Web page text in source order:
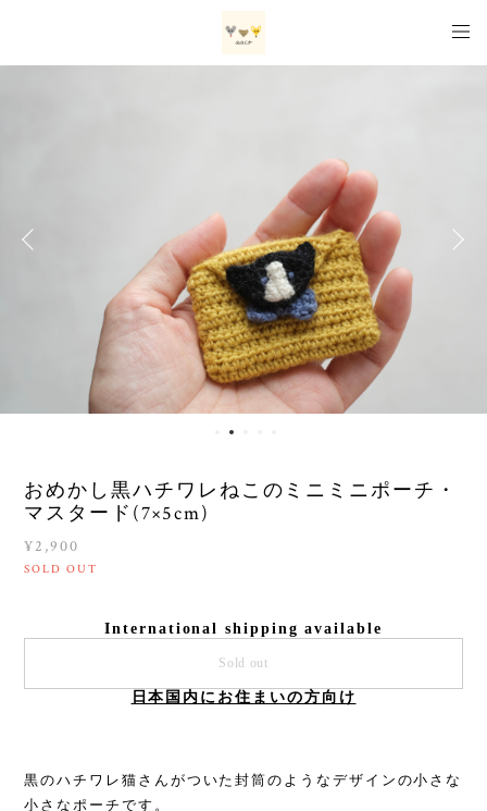
おめかし黒ハチワレねこのミニミニポーチ・
マスタード(7×5cm)
¥2,900
SOLD OUT
International shipping available
Sold out
日本国内にお住まいの方向け
黒のハチワレ猫さんがついた封筒のようなデザインの小さな
小さなポーチです。